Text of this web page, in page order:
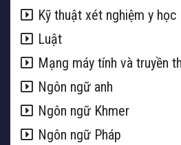
Kỹ thuật xét nghiệm y học
Luật
Mạng máy tính và truyền
Ngôn ngữ anh
Ngôn ngữ Khmer
Ngôn ngữ Pháp